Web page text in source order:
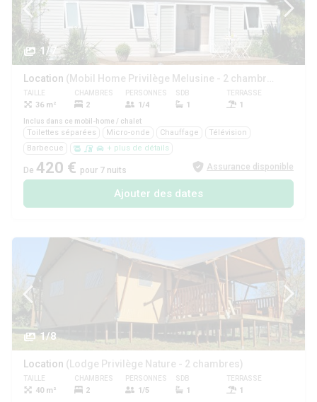
1/7
Location (Mobil Home Privilège Melusine - 2 chambres)
TAILLE
36 m²
CHAMBRES
2
PERSONNES
1/4
SDB
1
TERRASSE
1
Inclus dans ce mobil-home / chalet
Toilettes séparées Micro-onde Chauffage
Télévision
Barbecue
+ plus de détails
De 420 € pour 7 nuits Assurance disponible
Ajouter des dates
1/8
Location (Lodge Privilège Nature - 2 chambres)
TAILLE
40 m²
CHAMBRES
2
PERSONNES
1/5
SDB
1
TERRASSE
1